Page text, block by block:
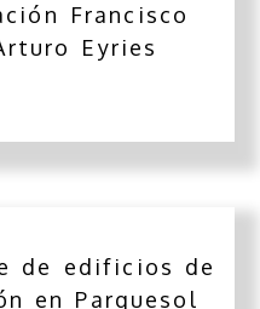
Francisco
Eyries
de edificios de
en Parquesol